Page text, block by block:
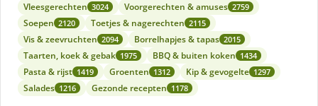
Vleesgerechten 3024 Voorgerechten & amuses 2759
Soepen 2120 Toetjes & nagerechten 2115
Vis & zeevruchten 2094 Borrelhapjes & tapas 2015
Taarten, koek & gebak 1975 BBQ & buiten koken 1434
Pasta & rijst 1419 Groenten 1312 Kip & gevogelte 1297
Salades 1216 Gezonde recepten 1178